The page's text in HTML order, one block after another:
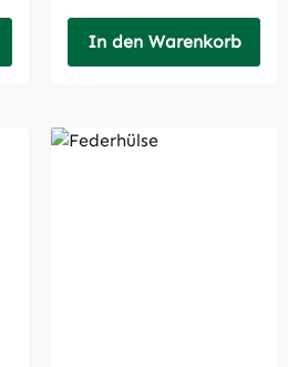
In den Warenkorb